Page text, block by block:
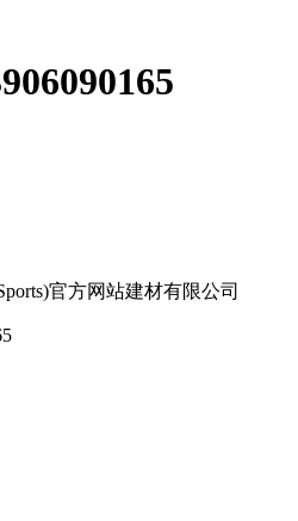
官方网站建材有限公司